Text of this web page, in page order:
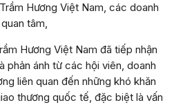
Hương Việt Nam, các doanh
tâm,
Hương Việt Nam đã tiếp nhận
phản ánh từ các hội viên, doanh
liên quan đến những khó khăn
thương quốc tế, đặc biệt là vấn